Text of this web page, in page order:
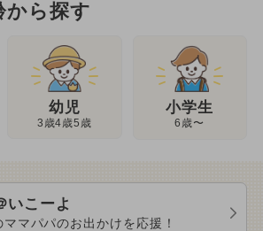
から探す
幼児
3歳4歳5歳
小学生
6歳〜
こーよ
マパパのお出かけを応援！